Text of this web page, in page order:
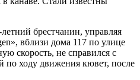
брестчанин, управляя
вблизи дома 117 по улице
скорость, не справился с
по ходу движения кювет, после